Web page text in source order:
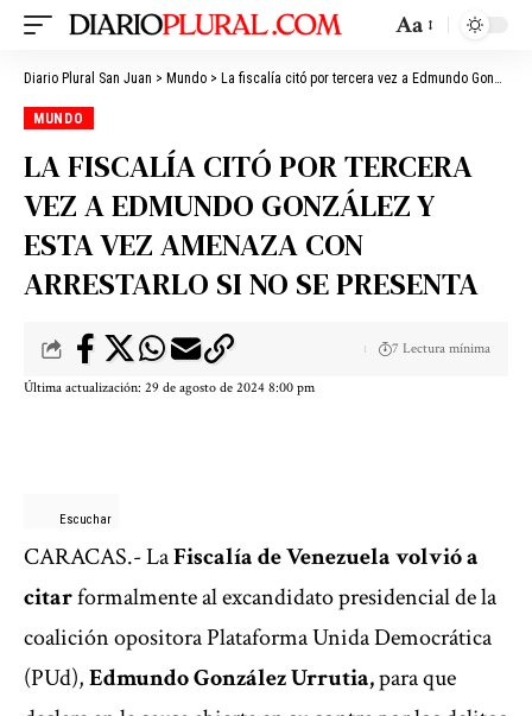
Aa
Diario Plural San Juan > Mundo > La fiscalía citó por tercera vez a Edmundo González y esta vez amenaza con arrestarlo si no se presenta
MUNDO
LA FISCALÍA CITÓ POR TERCERA
VEZ A EDMUNDO GONZÁLEZ Y
ESTA VEZ AMENAZA CON
ARRESTARLO SI NO SE PRESENTA
Última actualización: 29 de agosto de 2024 8:00 pm
7 Lectura mínima
Escuchar
CARACAS.- LaFiscalía de Venezuela volvió a
citarformalmente al excandidato presidencial de la
coalición opositora Plataforma Unida Democrática
(PUd),Edmundo González Urrutia,para que